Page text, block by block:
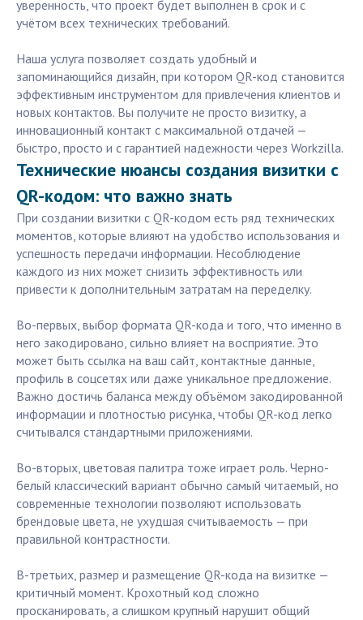
уверенность, что проект будет выполнен в срок и с
учётом всех технических требований.
Наша услуга позволяет создать удобный и
запоминающийся дизайн, при котором QR-код становится
эффективным инструментом для привлечения клиентов и
новых контактов. Вы получите не просто визитку, а
инновационный контакт с максимальной отдачей —
быстро, просто и с гарантией надежности через Workzilla.
Технические нюансы создания визитки с
QR-кодом: что важно знать
При создании визитки с QR-кодом есть ряд технических
моментов, которые влияют на удобство использования и
успешность передачи информации. Несоблюдение
каждого из них может снизить эффективность или
привести к дополнительным затратам на переделку.
Во-первых, выбор формата QR-кода и того, что именно в
него закодировано, сильно влияет на восприятие. Это
может быть ссылка на ваш сайт, контактные данные,
профиль в соцсетях или даже уникальное предложение.
Важно достичь баланса между объёмом закодированной
информации и плотностью рисунка, чтобы QR-код легко
считывался стандартными приложениями.
Во-вторых, цветовая палитра тоже играет роль. Черно-
белый классический вариант обычно самый читаемый, но
современные технологии позволяют использовать
брендовые цвета, не ухудшая считываемость — при
правильной контрастности.
В-третьих, размер и размещение QR-кода на визитке —
критичный момент. Крохотный код сложно
просканировать, а слишком крупный нарушит общий